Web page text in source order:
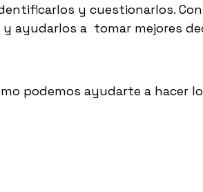
y cuestionarlos.
ayudarlos a tomar mejores
podemos ayudarte a hacer